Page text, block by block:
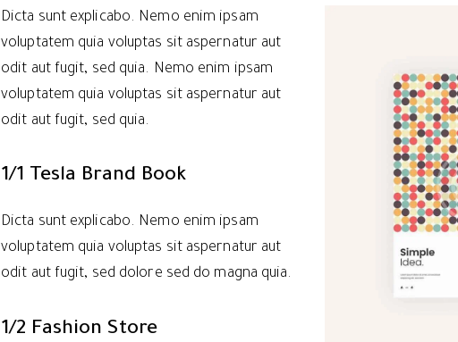
Dicta sunt explicabo. Nemo enim ipsam
voluptatem quia voluptas sit aspernatur aut
odit aut fugit, sed quia. Nemo enim ipsam
voluptatem quia voluptas sit aspernatur aut
odit aut fugit, sed quia.
1/1 Tesla Brand Book
Dicta sunt explicabo. Nemo enim ipsam
voluptatem quia voluptas sit aspernatur aut
odit aut fugit, sed dolore sed do magna quia.
1/2 Fashion Store